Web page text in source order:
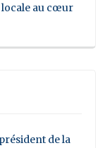
au cœur
de la